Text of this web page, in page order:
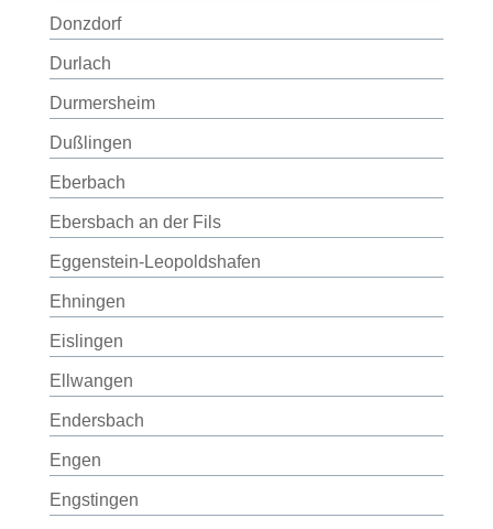
Donzdorf
Durlach
Durmersheim
Dußlingen
Eberbach
Ebersbach an der Fils
Eggenstein-Leopoldshafen
Ehningen
Eislingen
Ellwangen
Endersbach
Engen
Engstingen